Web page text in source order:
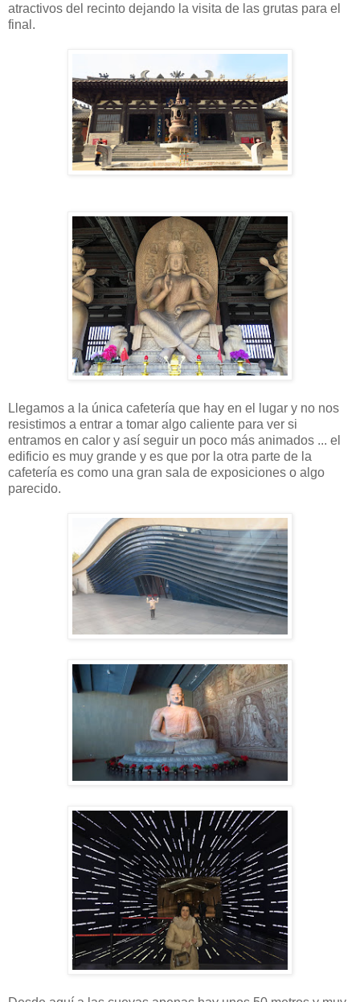
atractivos del recinto dejando la visita de las grutas para el
final.
Llegamos a la única cafetería que hay en el lugar y no nos
resistimos a entrar a tomar algo caliente para ver si
entramos en calor y así seguir un poco más animados ... el
edificio es muy grande y es que por la otra parte de la
cafetería es como una gran sala de exposiciones o algo
parecido.